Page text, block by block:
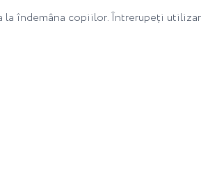
îndemâna copiilor. Întrerupeți